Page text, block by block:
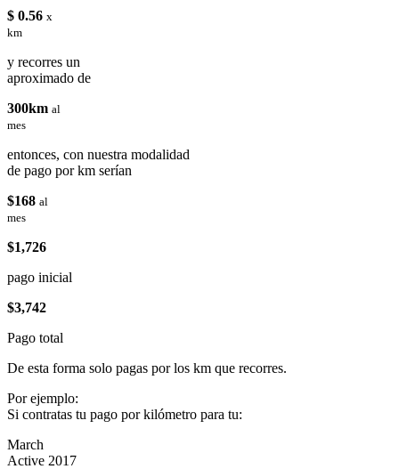
$ 0.56 x
km
y recorres un
aproximado de
300km al
mes
entonces, con nuestra modalidad
de pago por km serían
$168 al
mes
$1,726
pago inicial
$3,742
Pago total
De esta forma solo pagas por los km que recorres.
Por ejemplo:
Si contratas tu pago por kilómetro para tu:
March
Active 2017